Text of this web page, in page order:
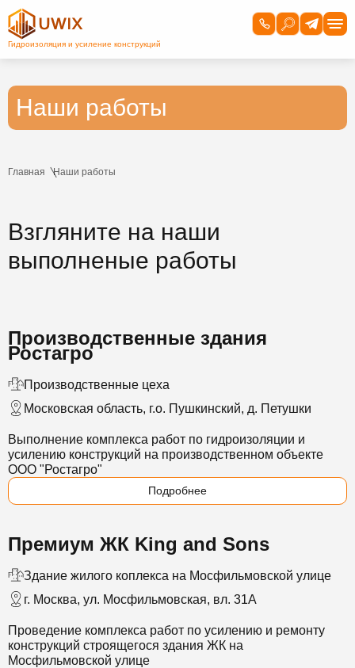
Наши работы
Главная Наши работы
Взгляните на наши
выполненые работы
Производственные здания
Ростагро
Производственные цеха
Московская область, г.о. Пушкинский, д. Петушки
Выполнение комплекса работ по гидроизоляции и
усилению конструкций на производственном объекте
ООО "Ростагро"
Подробнее
Премиум ЖК King and Sons
Здание жилого коплекса на Мосфильмовской улице
г. Москва, ул. Мосфильмовская, вл. 31А
Проведение комплекса работ по усилению и ремонту
конструкций строящегося здания ЖК на
Мосфильмовской улице